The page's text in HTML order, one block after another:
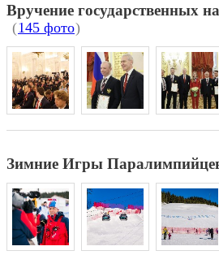
Вручение государственных
(145 фото)
Зимние Игры